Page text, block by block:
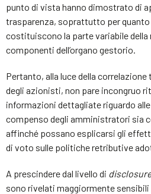
punto di vista hanno dimostrato di
trasparenza, soprattutto per
costituiscono la parte variabile della
componenti dell’organo gestorio.
Pertanto, alla luce della correlazione
degli azionisti, non pare incongruo
informazioni dettagliate riguardo
compenso degli amministratori sia
affinché possano esplicarsi gli
di voto sulle politiche retributive
A prescindere dal livello di
sono rivelati maggiormente sensibili